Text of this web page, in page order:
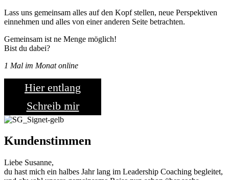
Lass uns gemeinsam alles auf den Kopf stellen, neue Perspektiven
einnehmen und alles von einer anderen Seite betrachten.
Gemeinsam ist ne Menge möglich!
Bist du dabei?
1 Mal im Monat online
Hier entlang
Schreib mir
Kundenstimmen
Liebe Susanne,
du hast mich ein halbes Jahr lang im Leadership Coaching begleitet,